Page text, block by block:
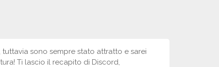
sono sempre stato attratto e sarei
Ti lascio il recapito di Discord,